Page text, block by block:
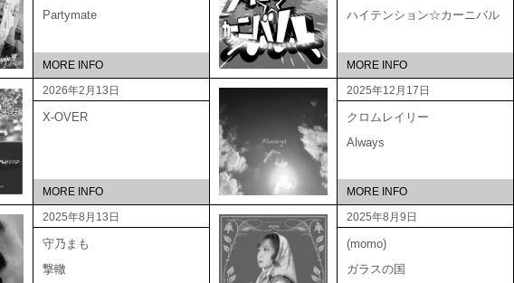
Partymate
MORE INFO
ハイテンション☆カーニバル
MORE INFO
2026年2月13日
X-OVER
MORE INFO
2025年12月17日
クロムレイリー
Always
MORE INFO
2025年8月13日
守乃まも
撃轍
2025年8月9日
(momo)
ガラスの国